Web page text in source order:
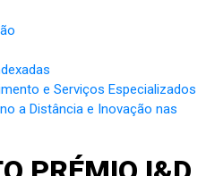
e Serviços Especializados
a Distância e Inovação nas